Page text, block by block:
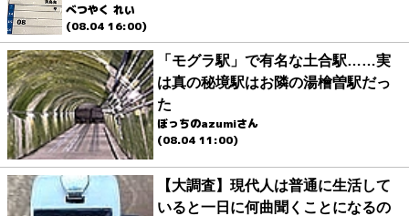
べつやく れい
(08.04 16:00)
「モグラ駅」で有名な土合駅……実
は真の秘境駅はお隣の湯檜曽駅だっ
た
ぼっちのazumiさん
(08.04 11:00)
【大調査】現代人は普通に生活して
いると一日に何曲聞くことになるの